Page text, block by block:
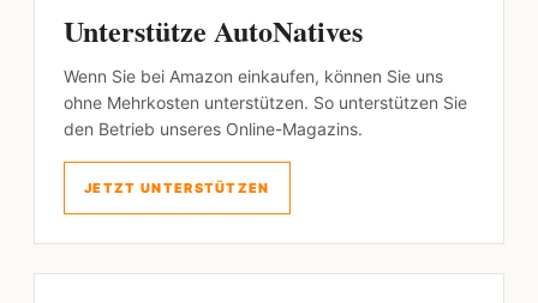
Unterstütze AutoNatives
Wenn Sie bei Amazon einkaufen, können Sie uns
ohne Mehrkosten unterstützen. So unterstützen Sie
den Betrieb unseres Online-Magazins.
JETZT UNTERSTÜTZEN